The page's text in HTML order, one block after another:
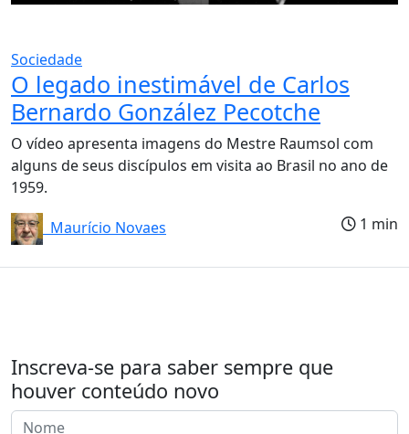
Sociedade
O legado inestimável de Carlos
Bernardo González Pecotche
O vídeo apresenta imagens do Mestre Raumsol com
alguns de seus discípulos em visita ao Brasil no ano de
1959.
Maurício Novaes
1 min
Inscreva-se para saber sempre que
houver conteúdo novo